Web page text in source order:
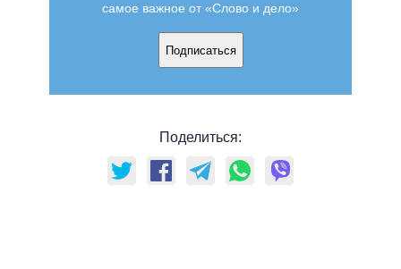
самое важное от «Слово и дело»
Подписаться
Поделиться: